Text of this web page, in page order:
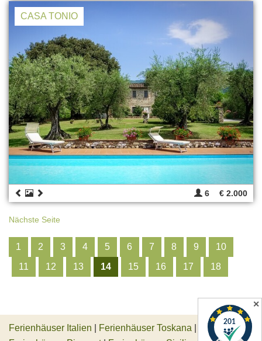
CASA TONIO
6 € 2.000
Nächste Seite
1 2 3 4 5 6 7 8 9
10
11
12 13 14 15 16 17 18
Ferienhäuser Italien Ferienhäuser Toskana
✕